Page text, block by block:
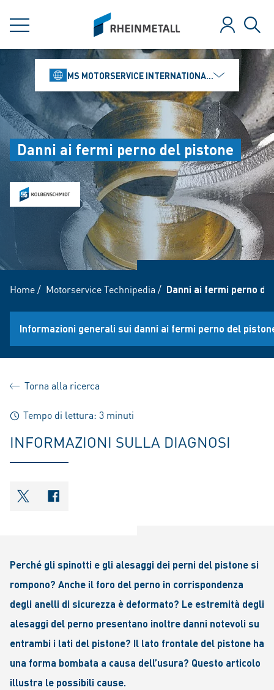
MENU
siteLogo
Login
MS MOTORSERVICE INTERNATIONAL GMBH
Danni ai fermi perno del pistone
Home/ Motorservice Technipedia / Danni ai fermi perno
Informazioni generali sui danni ai fermi perno del
Torna alla ricerca
Tempo di lettura: 3 minuti
INFORMAZIONI SULLA DIAGNOSI
shareOntwitter
shareOnfacebook
Perché gli spinotti e gli alesaggi dei perni del pistone si
rompono? Anche il foro del perno in corrispondenza
degli anelli di sicurezza è deformato? Le estremità degli
alesaggi del perno presentano inoltre danni notevoli su
entrambi i lati del pistone? Il lato frontale del pistone ha
una forma bombata a causa dell’usura? Questo articolo
illustra le possibili cause.